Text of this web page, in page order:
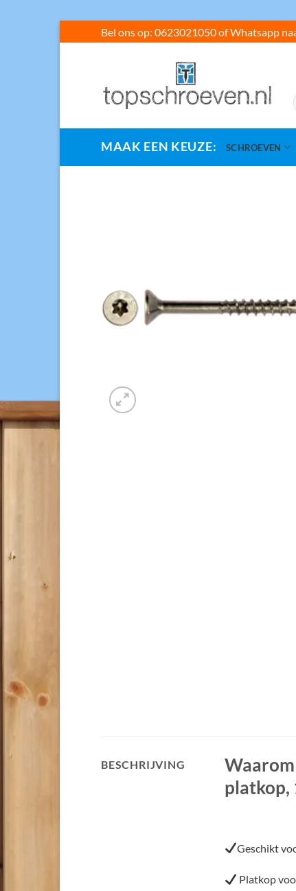
naar
Bel ons op: 0623021050 of Whatsapp
MAAK EEN KEUZE: SCHROEVEN
BESCHRIJVING
platkop,
Geschikt
Platkop